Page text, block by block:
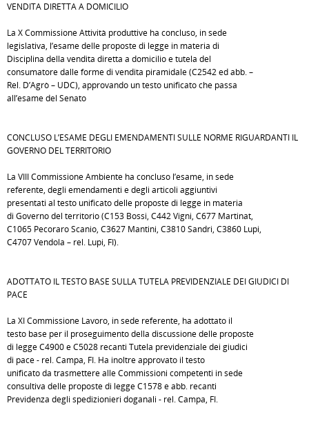
VENDITA DIRETTA A DOMICILIO
La X Commissione Attività produttive ha concluso, in sede
legislativa, l’esame delle proposte di legge in materia di
Disciplina della vendita diretta a domicilio e tutela del
consumatore dalle forme di vendita piramidale (C2542 ed abb. –
Rel. D’Agrò – UDC), approvando un testo unificato che passa
all’esame del Senato
CONCLUSO L’ESAME DEGLI EMENDAMENTI SULLE NORME RIGUARDANTI IL
GOVERNO DEL TERRITORIO
La VIII Commissione Ambiente ha concluso l’esame, in sede
referente, degli emendamenti e degli articoli aggiuntivi
presentati al testo unificato delle proposte di legge in materia
di Governo del territorio (C153 Bossi, C442 Vigni, C677 Martinat,
C1065 Pecoraro Scanio, C3627 Mantini, C3810 Sandri, C3860 Lupi,
C4707 Vendola – rel. Lupi, FI).
ADOTTATO IL TESTO BASE SULLA TUTELA PREVIDENZIALE DEI GIUDICI DI
PACE
La XI Commissione Lavoro, in sede referente, ha adottato il
testo base per il proseguimento della discussione delle proposte
di legge C4900 e C5028 recanti Tutela previdenziale dei giudici
di pace - rel. Campa, FI. Ha inoltre approvato il testo
unificato da trasmettere alle Commissioni competenti in sede
consultiva delle proposte di legge C1578 e abb. recanti
Previdenza degli spedizionieri doganali - rel. Campa, FI.